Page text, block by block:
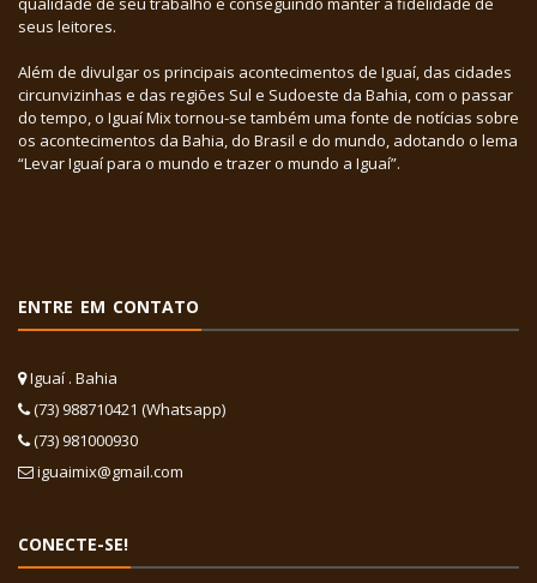
seus leitores.
Além de divulgar os principais acontecimentos de Iguaí, das cidades
circunvizinhas e das regiões Sul e Sudoeste da Bahia, com o passar
do tempo, o Iguaí Mix tornou-se também uma fonte de notícias sobre
os acontecimentos da Bahia, do Brasil e do mundo, adotando o lema
“Levar Iguaí para o mundo e trazer o mundo a Iguaí”.
ENTRE EM CONTATO
Iguaí . Bahia
(73) 988710421 (Whatsapp)
(73) 981000930
iguaimix@gmail.com
CONECTE-SE!